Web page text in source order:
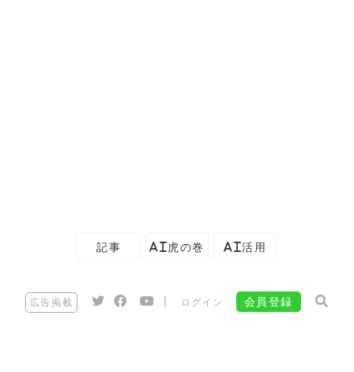
記事 AI虎の巻 AI活用
広告掲載 ログイン 会員登録